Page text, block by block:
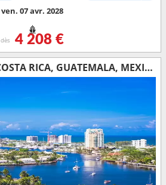
ven. 07 avr. 2028
dès 4 208 €
ARUBA, PANAMA, COSTA RICA, GUATEMALA, MEXIQUE, ÉTATS-UNIS, CANADA